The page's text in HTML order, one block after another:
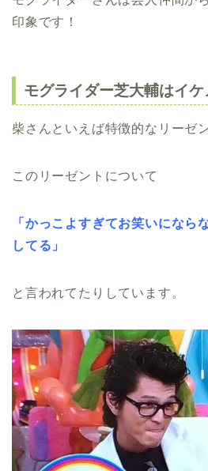
印象です！
モグライダー芝大輔はイケ
柴さんといえば特徴的なリーゼ
このリーゼントについて
「かっこよすぎてお笑いになら
してる」
と言われてたりしています。